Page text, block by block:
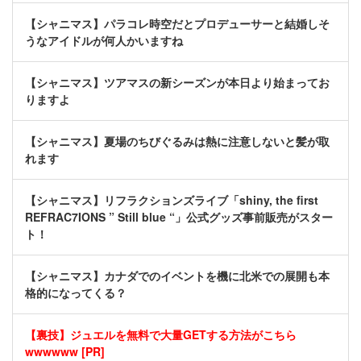
【シャニマス】パラコレ時空だとプロデューサーと結婚しそ
うなアイドルが何人かいますね
【シャニマス】ツアマスの新シーズンが本日より始まってお
りますよ
【シャニマス】夏場のちびぐるみは熱に注意しないと髪が取
れます
【シャニマス】リフラクションズライブ「shiny, the first
REFRAC7IONS ” Still blue “」公式グッズ事前販売がスター
ト！
【シャニマス】カナダでのイベントを機に北米での展開も本
格的になってくる？
【裏技】ジュエルを無料で大量GETする方法がこちら
wwwwww [PR]